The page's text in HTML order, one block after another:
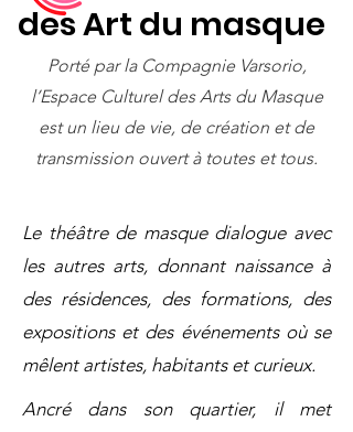
des Art du masque
Porté par la Compagnie Varsorio,
l’Espace Culturel des Arts du Masque
est un lieu de vie, de création et de
transmission ouvert à toutes et tous.
Le théâtre de masque dialogue avec
les autres arts, donnant naissance à
des résidences, des formations, des
expositions et des événements où se
mêlent artistes, habitants et curieux.
Ancré dans son quartier, il met